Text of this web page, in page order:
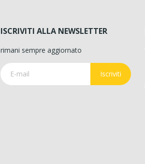
ISCRIVITI ALLA NEWSLETTER
rimani sempre aggiornato
Iscriviti